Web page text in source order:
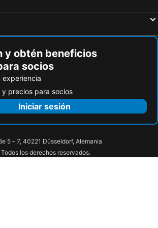
y obtén beneficios
socios
experiencia
precios para socios
Iniciar sesión
5 – 7, 40221 Düsseldorf, Alemania
los derechos reservados.